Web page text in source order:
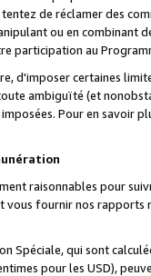
de réclamer des
ou en combinant
participation au
d'imposer certaines
ambiguïté (et
Pour en savoir
raisonnables pour
vous fournir nos
Spéciale, qui sont
pour les USD),